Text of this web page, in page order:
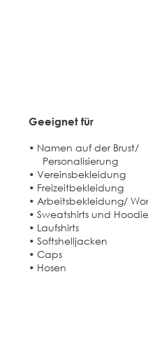
Geeignet für​
• Namen auf der
Personalisierung
• Vereinsbekleidung
• Freizeitbekleidung
• Arbeitsbekleidung/
• Sweatshirts und
• Laufshirts
• Softshelljacken
• Caps
• Hosen